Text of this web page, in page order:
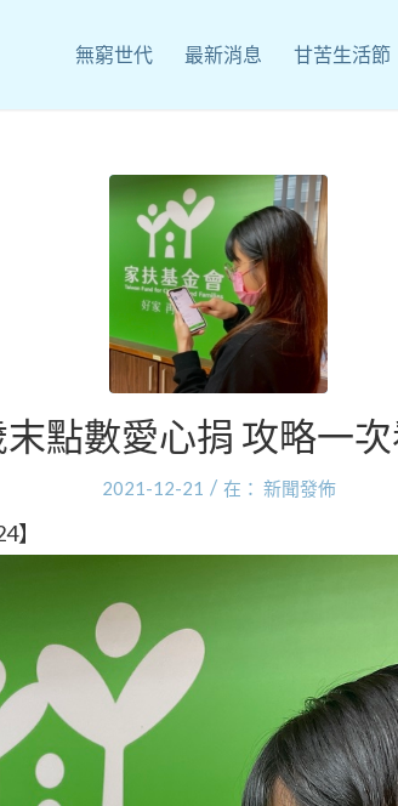
無窮世代 最新消息 甘苦生活節
末點數愛心捐 攻略一
2021-12-21 / 在： 新聞發佈
】